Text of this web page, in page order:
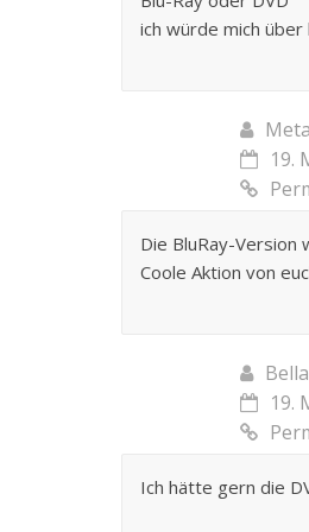
ich würde mich
19.
Die BluRay-Version
Coole Aktion von
Bella
19.
Ich hätte gern die